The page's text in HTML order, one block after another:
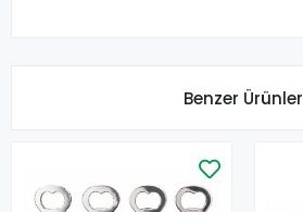
Benzer Ürünler